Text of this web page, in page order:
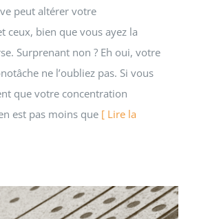
peut altérer votre
ceux, bien que vous ayez la
Surprenant non ? Eh oui, votre
ne l’oubliez pas. Si vous
que votre concentration
est pas moins que [ Lire la